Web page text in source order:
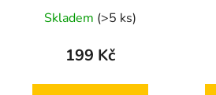
Skladem (>5 ks)
199 Kč